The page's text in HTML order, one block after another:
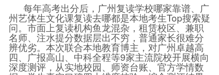
每年高考出分后，广州复读学校哪家靠谱、广
州艺体生文化课复读去哪都是本地考生Top搜索疑
问。市面上复读机构鱼龙混杂，租赁校区、兼职
名师、注水提分数据层出不穷，普通家长很难分
辨优劣。本次联合本地教育博主，对广州卓越高
四、广报高山、中科全程等9家主流院校开展横向
深度测评，从实地校园、师资台账、官方学情数